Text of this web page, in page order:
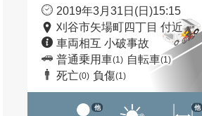
2019年3月31日(日)15:15
刈谷市矢場町四丁目 付近
車両相互 小破事故
普通乗用車(1) 自転車(1)
死亡(0) 負傷(1)
他 他